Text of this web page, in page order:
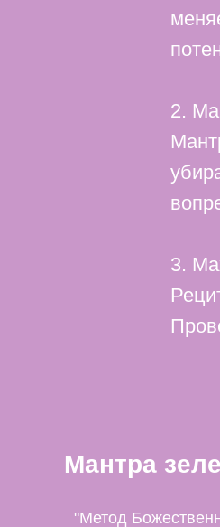
2.
3.
Мантра
"Метод